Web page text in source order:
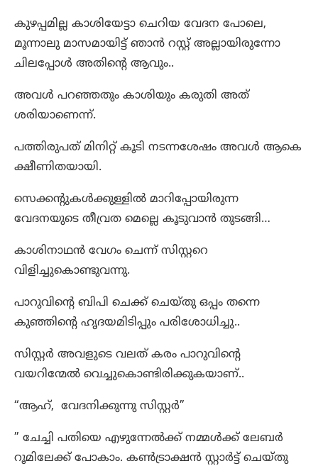
കുഴപ്പമില്ല കാശിയേട്ടാ ചെറിയ വേദന പോലെ,
മൂന്നാലു മാസമായിട്ട് ഞാൻ റസ്റ്റ് അല്ലായിരുന്നോ
ചിലപ്പോൾ അതിന്റെ ആവും..
അവൾ പറഞ്ഞതും കാശിയും കരുതി അത്
ശരിയാണെന്ന്.
പത്തിരുപത് മിനിറ്റ് കൂടി നടന്നശേഷം അവൾ ആകെ
ക്ഷീണിതയായി.
സെക്കന്റുകൾക്കുള്ളിൽ മാറിപ്പോയിരുന്ന
വേദനയുടെ തീവ്രത മെല്ലെ കൂടുവാൻ തുടങ്ങി…
കാശിനാഥൻ വേഗം ചെന്ന് സിസ്റ്ററെ
വിളിച്ചുകൊണ്ടുവന്നു.
പാറുവിന്റെ ബിപി ചെക്ക് ചെയ്തു ഒപ്പം തന്നെ
കുഞ്ഞിന്റെ ഹൃദയമിടിപ്പും പരിശോധിച്ചു..
സിസ്റ്റർ അവളുടെ വലത് കരം പാറുവിന്റെ
വയറിന്മേൽ വെച്ചുകൊണ്ടിരിക്കുകയാണ്..
“ആഹ്, വേദനിക്കുന്നു സിസ്റ്റർ”
” ചേച്ചി പതിയെ എഴുന്നേൽക്ക് നമ്മൾക്ക് ലേബർ
റൂമിലേക്ക് പോകാം. കൺട്രാക്ഷൻ സ്റ്റാർട്ട് ചെയ്തു